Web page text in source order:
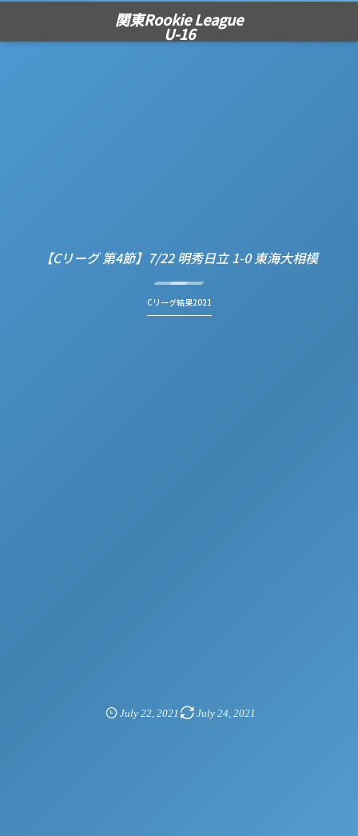
関東Rookie League
U-16
【Cリーグ 第4節】7/22 明秀日立 1-0 東海大相模
Cリーグ結果2021
July 22, 2021 July 24, 2021